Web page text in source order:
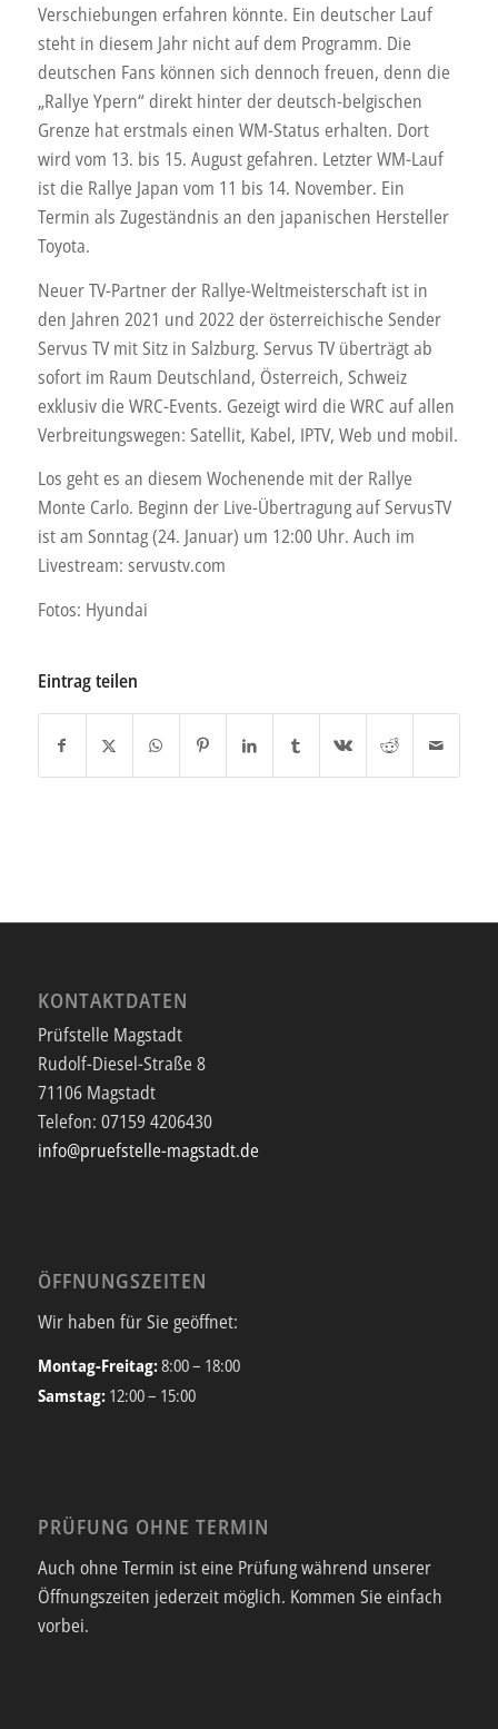
Verschiebungen erfahren könnte. Ein deutscher Lauf
steht in diesem Jahr nicht auf dem Programm. Die
deutschen Fans können sich dennoch freuen, denn die
„Rallye Ypern“ direkt hinter der deutsch-belgischen
Grenze hat erstmals einen WM-Status erhalten. Dort
wird vom 13. bis 15. August gefahren. Letzter WM-Lauf
ist die Rallye Japan vom 11 bis 14. November. Ein
Termin als Zugeständnis an den japanischen Hersteller
Toyota.
Neuer TV-Partner der Rallye-Weltmeisterschaft ist in
den Jahren 2021 und 2022 der österreichische Sender
Servus TV mit Sitz in Salzburg. Servus TV überträgt ab
sofort im Raum Deutschland, Österreich, Schweiz
exklusiv die WRC-Events. Gezeigt wird die WRC auf allen
Verbreitungswegen: Satellit, Kabel, IPTV, Web und mobil.
Los geht es an diesem Wochenende mit der Rallye
Monte Carlo. Beginn der Live-Übertragung auf ServusTV
ist am Sonntag (24. Januar) um 12:00 Uhr. Auch im
Livestream: servustv.com
Fotos: Hyundai
Eintrag teilen
KONTAKTDATEN
Prüfstelle Magstadt
Rudolf-Diesel-Straße 8
71106 Magstadt
Telefon: 07159 4206430
info@pruefstelle-magstadt.de
ÖFFNUNGSZEITEN
Wir haben für Sie geöffnet:
Montag-Freitag:8:00 – 18:00
Samstag: 12:00 – 15:00
PRÜFUNG OHNE TERMIN
Auch ohne Termin ist eine Prüfung während unserer
Öffnungszeiten jederzeit möglich. Kommen Sie einfach
vorbei.